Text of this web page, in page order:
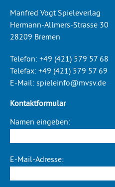
Manfred Vogt Spieleverlag
Hermann-Allmers-Strasse 30
28209 Bremen
Telefon: +49 (421) 579 57 68
Telefax: +49 (421) 579 57 69
E-Mail: spieleinfo@mvsv.de
Kontaktformular
Namen eingeben:
E-Mail-Adresse: